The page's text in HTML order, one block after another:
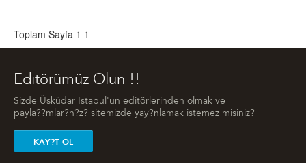
Toplam Sayfa 1 1
Editörümüz Olun !!
Sizde Üsküdar Istabul'un editörlerinden olmak ve
payla??mlar?n?z? sitemizde yay?nlamak istemez misiniz?
KAY?T OL